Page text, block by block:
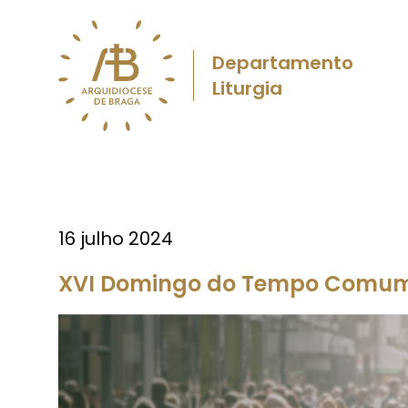
Departamento
Liturgia
16 julho 2024
XVI Domingo do Tempo